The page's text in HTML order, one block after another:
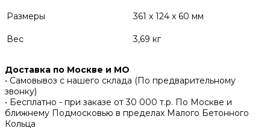
Размеры 361 x 124 x 60 мм
Вес 3,69 кг
Доставка по Москве и МО
• Самовывоз с нашего склада (По предварительному
звонку)
• Бесплатно - при заказе от 30 000 т.р. По Москве и
ближнему Подмосковью в пределах Малого Бетонного
Кольца